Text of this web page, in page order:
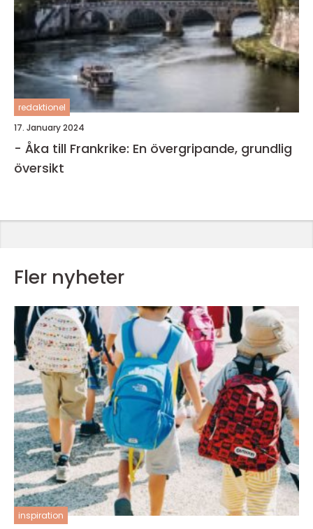
redaktionel
17. January 2024
- Åka till Frankrike: En övergripande, grundlig
översikt
Fler nyheter
inspiration